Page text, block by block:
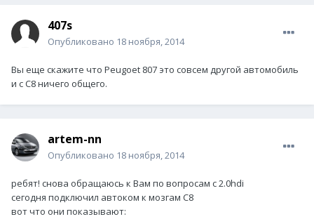
407s
Опубликовано 18 ноября, 2014
Вы еще скажите что Peugoet 807 это совсем другой автомобиль
и с С8 ничего общего.
artem-nn
Опубликовано 18 ноября, 2014
ребят! снова обращаюсь к Вам по вопросам с 2.0hdi
сегодня подключил автоком к мозгам С8
вот что они показывают: